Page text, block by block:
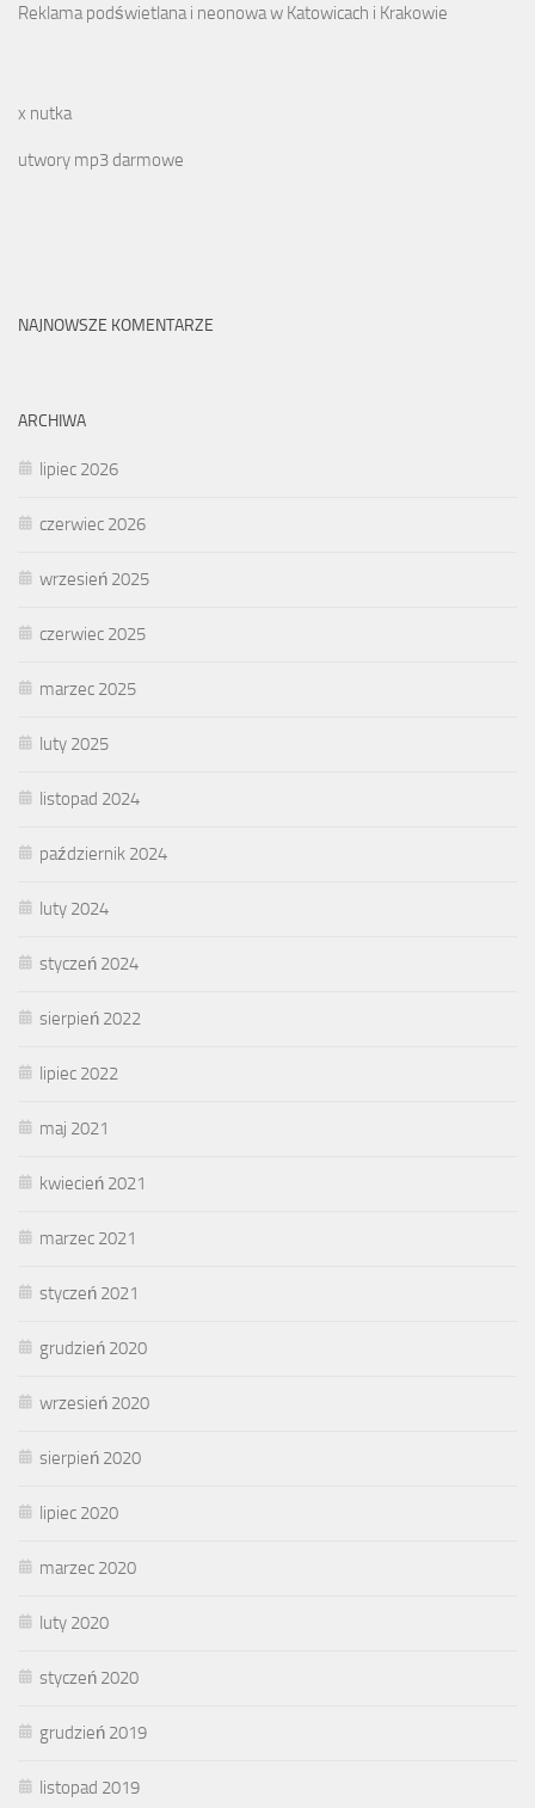
Reklama podświetlana i neonowa w Katowicach i Krakowie
x nutka
utwory mp3 darmowe
NAJNOWSZE KOMENTARZE
ARCHIWA
lipiec 2026
czerwiec 2026
wrzesień 2025
czerwiec 2025
marzec 2025
luty 2025
listopad 2024
październik 2024
luty 2024
styczeń 2024
sierpień 2022
lipiec 2022
maj 2021
kwiecień 2021
marzec 2021
styczeń 2021
grudzień 2020
wrzesień 2020
sierpień 2020
lipiec 2020
marzec 2020
luty 2020
styczeń 2020
grudzień 2019
listopad 2019